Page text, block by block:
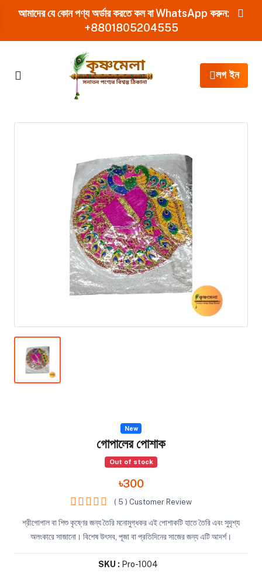
আমাদের যে কোন পণ্য অর্ডার করতে কল বা WhatsApp করুন:
+8801805204555
লগ ইন
New
গোপালের পোশাক
Out of stock
৳300
( 5 ) Customer Review
শ্রীগোপাল বা শিশু কৃষ্ণের জন্য তৈরি মনোমুগ্ধকর এই পোশাকটি হাতে তৈরি এবং সুদৃশ্য
অলংকারে সাজানো। বিশেষ উৎসব, পূজা বা প্রতিদিনের সাজের জন্য এটি আদর্শ।
SKU : Pro-1004